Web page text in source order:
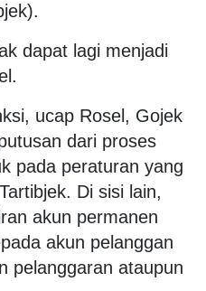
dapat lagi menjadi
ucap Rosel, Gojek
dari proses
pada peraturan yang
Di sisi lain,
akun permanen
akun pelanggan
pelanggaran ataupun